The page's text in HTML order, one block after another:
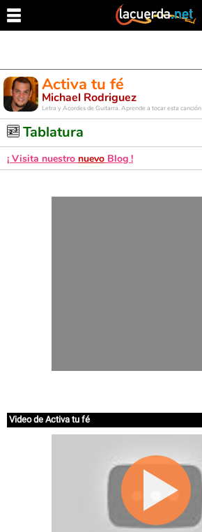
Activa tu fé
Michael Rodriguez
Letra y Acordes de Guitarra. Aprende a tocar esta canción
Tablatura
¡ Visita nuestro nuevo Blog !
Video de Activa tu fé